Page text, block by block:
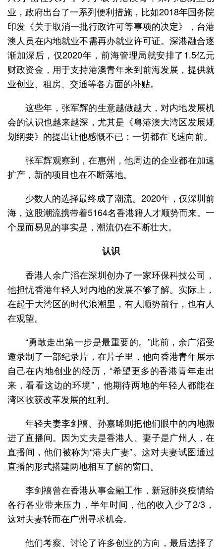
业，政府出台了一系列便利措施，比如2018年国务院
印发《关于取消一批行政许可等事项的决定》，台港
澳人员在内地就业不需再办就业许可证。深港融合逐
渐加深后，仅2020年，前海管理局就安排了1.5亿元
财政资金，用于支持港澳青年来到前海发展，提供就
业创业、租房、交通等各方面的补贴。
这些年，张军辉的生意越做越大，对内地发展机
会的认识也越来越深，尤其是《粤港澳大湾区发展规
划纲要》的提出让他感慨不已：一切都在飞速向前。
张军辉观察到，在惠州，他周边的企业都在加速
扩产，新的项目也在不断落地。
少数人的选择最终成了潮流。2020年，仅深圳前
海，这股潮流携带着5164名香港籍人才顺势而来。一
个显而易见的事实是，潮流仍在不断壮大。
认识
香港人余广滔在深圳创办了一家环保科技公司，
他担忧香港年轻人对内地的发展不够了解。实际上，
在起于大湾区的时代浪潮里，有人顺势前行，也有人
在观望。
“勇敢走出第一步是最重要的。”此前，余广滔受
邀录制了一部纪录片，在片子里，他向香港青年展示
自己在内地创业的经历，“希望更多的香港青年走出
来，看看这边的环境”，他期待两地的年轻人都能在
湾区收获改革发展的红利。
年轻夫妻李剑禧、孙嘉晞则把他们眼中的内地搬
进了直播间。因为丈夫是香港人、妻子是广州人，在
直播间，他们被称为“港夫广妻”。这对夫妻试图通过
直播的形式搭建两地相互了解的窗口。
李剑禧曾在香港从事金融工作，新冠肺炎疫情给
各行各业带来压力，半年时间，他的收入少了2/3，
这对夫妻转而在广州寻求机会。
他们考察、讨论了许多创业的方向，最后选择了